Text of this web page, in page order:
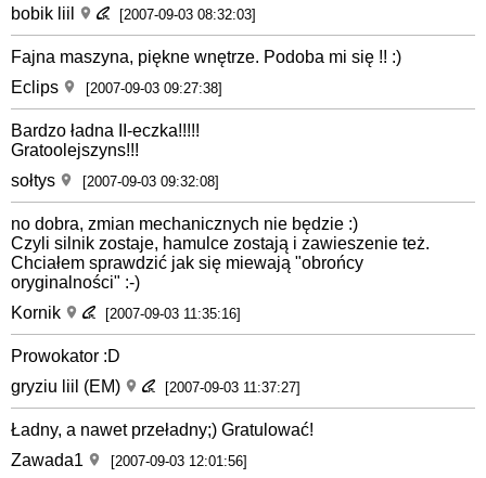
bobik liil
[2007-09-03 08:32:03]
Fajna maszyna, piękne wnętrze. Podoba mi się !! :)
Eclips
[2007-09-03 09:27:38]
Bardzo ładna II-eczka!!!!!
Gratoolejszyns!!!
sołtys
[2007-09-03 09:32:08]
no dobra, zmian mechanicznych nie będzie :)
Czyli silnik zostaje, hamulce zostają i zawieszenie też.
Chciałem sprawdzić jak się miewają "obrońcy
oryginalności" :-)
Kornik
[2007-09-03 11:35:16]
Prowokator :D
gryziu liil (EM)
[2007-09-03 11:37:27]
Ładny, a nawet przeładny;) Gratulować!
Zawada1
[2007-09-03 12:01:56]